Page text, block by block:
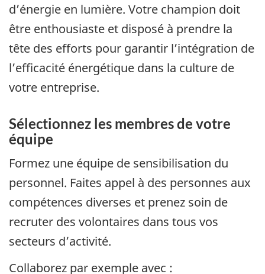
d’énergie en lumière. Votre champion doit
être enthousiaste et disposé à prendre la
tête des efforts pour garantir l’intégration de
l’efficacité énergétique dans la culture de
votre entreprise.
Sélectionnez les membres de votre
équipe
Formez une équipe de sensibilisation du
personnel. Faites appel à des personnes aux
compétences diverses et prenez soin de
recruter des volontaires dans tous vos
secteurs d’activité.
Collaborez par exemple avec :